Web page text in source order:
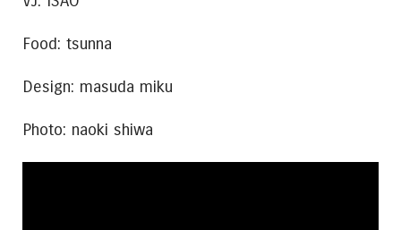
Food: tsunna
Design: masuda miku
Photo: naoki shiwa